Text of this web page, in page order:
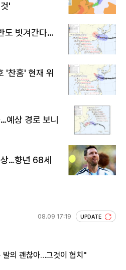
'
도 빗겨간다…
'찬홈' 현재 위
예상 경로 보니
…향년 68세
08.09 17:19 UPDATE
의 괜찮아…그것이 협치"